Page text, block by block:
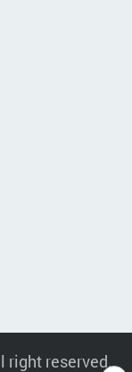
right reserved.